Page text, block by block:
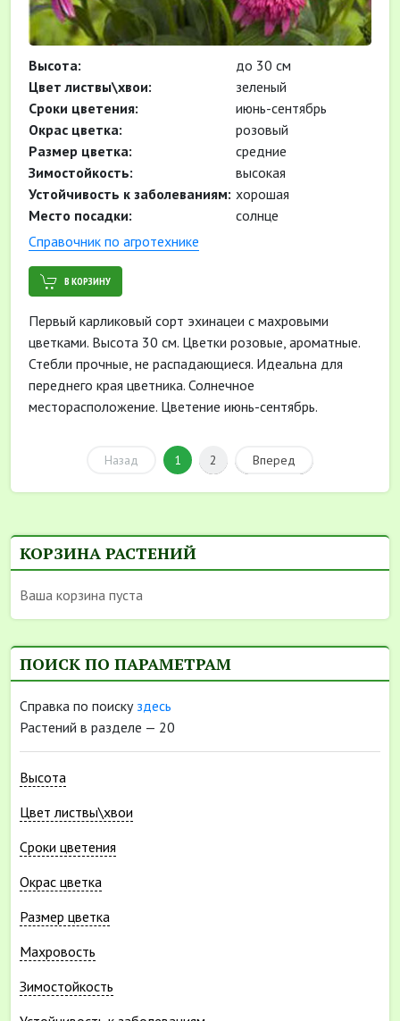
Высота:
до 30 см
Цвет листвы\хвои:
зеленый
Cроки цветения:
июнь-сентябрь
Окрас цветка:
розовый
Размер цветка:
средние
Зимостойкость:
высокая
Устойчивость к заболеваниям: хорошая
Место посадки:
солнце
Cправочник по агротехнике
В КОРЗИНУ
Первый карликовый сорт эхинацеи с махровыми
цветками. Высота 30 см. Цветки розовые, ароматные.
Стебли прочные, не распадающиеся. Идеальна для
переднего края цветника. Солнечное
месторасположение. Цветение июнь-сентябрь.
Назад 1 2 Вперед
КОРЗИНА РАСТЕНИЙ
Ваша корзина пуста
ПОИСК ПО ПАРАМЕТРАМ
Cправка по поиску здесь
Растений в разделе — 20
Высота
Цвет листвы\хвои
Cроки цветения
Окрас цветка
Размер цветка
Махровость
Зимостойкость